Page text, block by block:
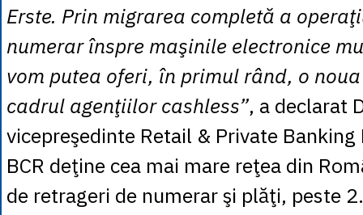
Erste. Prin migrarea completă a
numerar înspre maşinile electronice
vom putea oferi, în primul rând, o
cadrul agenţiilor cashless”, a declarat
vicepreşedinte Retail & Private Banking
BCR deţine cea mai mare reţea din
de retrageri de numerar şi plăţi, peste